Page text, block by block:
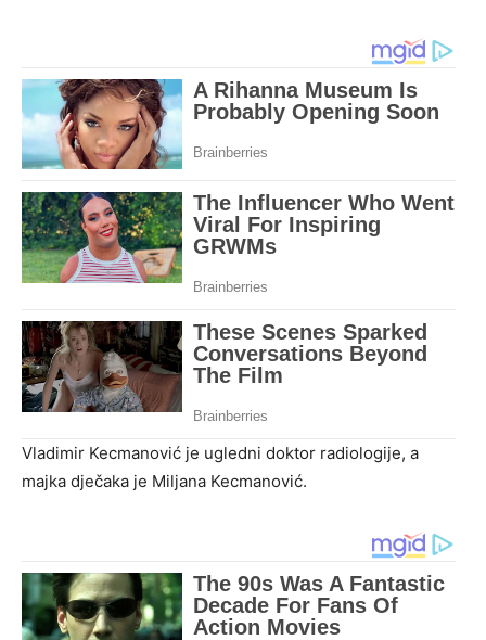
Vladimir Kecmanović je ugledni doktor radiologije, a
majka dječaka je Miljana Kecmanović.